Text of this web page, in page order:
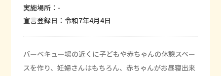
実施場所：-
宣言登録日：令和7年4月4日
バーベキュー場の近くに子どもや赤ちゃんの休憩スペー
スを作り、妊婦さんはもちろん、赤ちゃんがお昼寝出来